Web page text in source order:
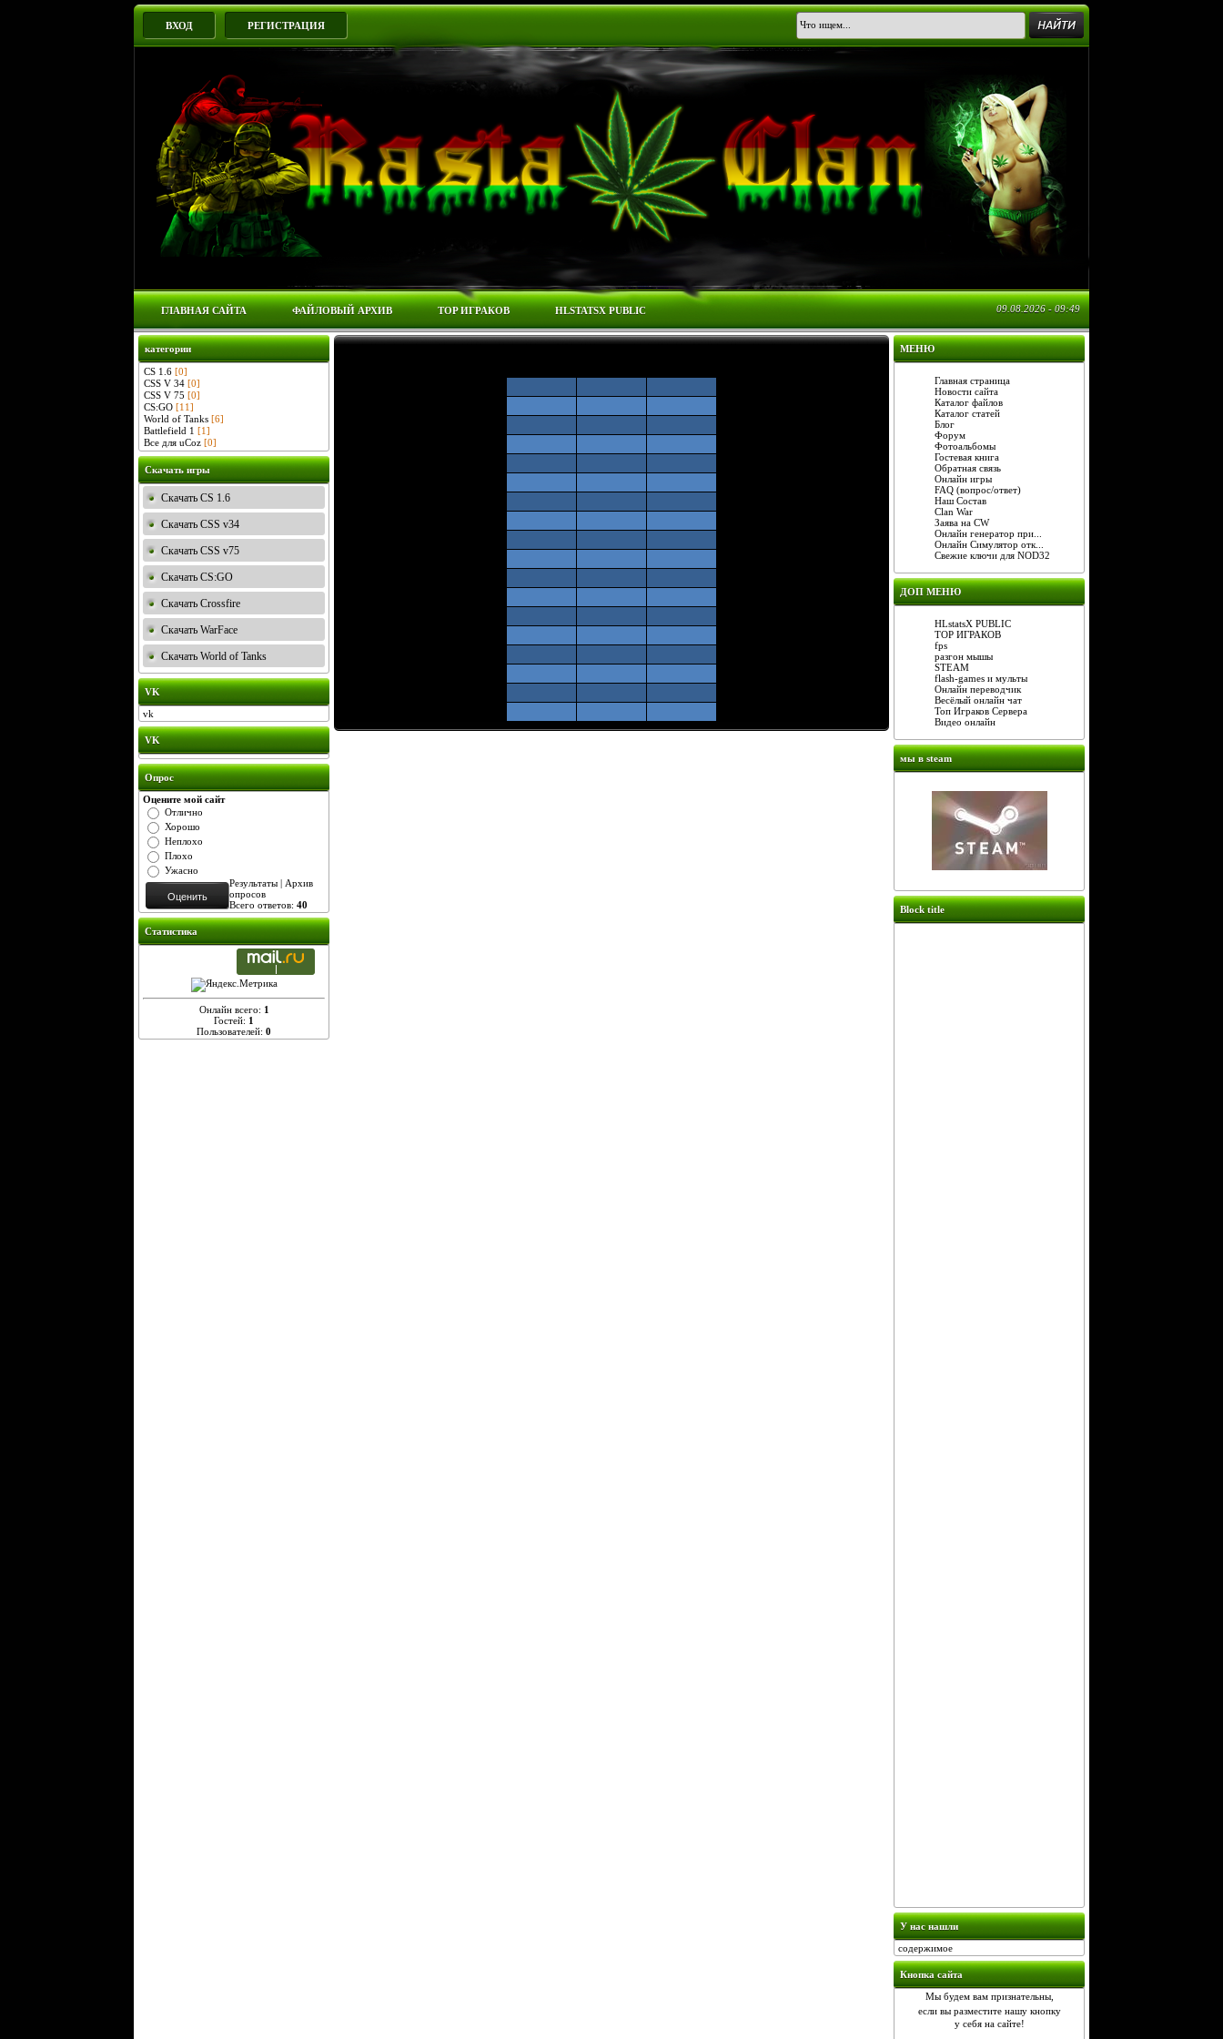
ВХОД РЕГИСТРАЦИЯ
ГЛАВНАЯ САЙТА ФАЙЛОВЫЙ АРХИВ TOP ИГРАКОВ HLSTATSX PUBLIC 09.08.2026 - 09:49
категории
CS 1.6 [0]
CSS V 34 [0]
CSS V 75 [0]
CS:GO [11]
World of Tanks [6]
Battlefield 1 [1]
Все для uCoz [0]
Скачать игры
Скачать CS 1.6
Скачать CSS v34
Скачать CSS v75
Скачать CS:GO
Скачать Crossfire
Скачать WarFace
Скачать World of Tanks
VK
vk
VK
Опрос
Оцените мой сайт
Отлично
Хорошо
Неплохо
Плохо
Ужасно
Результаты | Архив
опросов
Всего ответов: 40
Статистика
Онлайн всего: 1
Гостей: 1
Пользователей: 0
МЕНЮ
Главная страница
Новости сайта
Каталог файлов
Каталог статей
Блог
Форум
Фотоальбомы
Гостевая книга
Обратная связь
Онлайн игры
FAQ (вопрос/ответ)
Наш Состав
Clan War
Заява на CW
Онлайн генератор при...
Онлайн Симулятор отк...
Свежие ключи для NOD32
ДОП МЕНЮ
HLstatsX PUBLIC
TOP ИГРАКОВ
fps
разгон мышы
STEAM
flash-games и мульты
Онлайн переводчик
Весёлый онлайн чат
Топ Играков Сервера
Видео онлайн
мы в steam
Block title
У нас нашли
содержимое
Кнопка сайта
Мы будем вам признательны,
если вы разместите нашу кнопку
у себя на сайте!